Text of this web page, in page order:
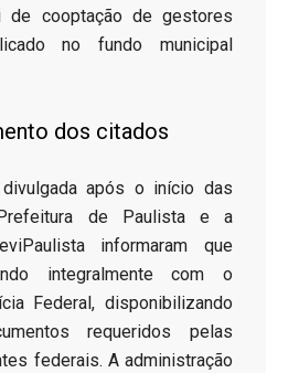
de cooptação de gestores
no fundo municipal
dos citados
após o início das
de Paulista e a
informaram que
integralmente com o
Federal, disponibilizando
requeridos pelas
federais. A administração